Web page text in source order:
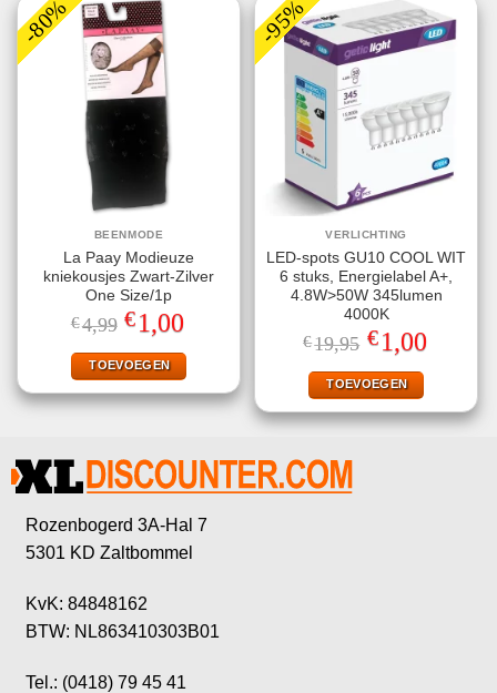
-80%
BEENMODE
La Paay Modieuze
kniekousjes Zwart-Zilver
One Size/1p
€4,99 Oorspronkelijke
prijs
was:
€4,99.
€1,00
is:
€1,00.
TOEVOEGEN
-95%
VERLICHTING
LED-spots GU10 COOL WIT
6 stuks, Energielabel A+,
4.8W>50W 345lumen
4000K
€19,95 Oorspronkelijke
prijs
was:
€19,95.
€1,00Huidige
prijs
TOEVOEGEN
Rozenbogerd 3A-Hal 7
5301 KD Zaltbommel
KvK: 84848162
BTW: NL863410303B01
Tel.: (0418) 79 45 41